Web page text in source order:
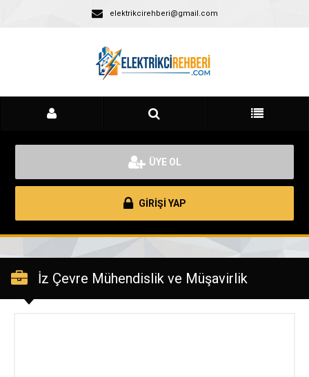
elektrikcirehberi@gmail.com
ÜYE OL
GİRİŞİ YAP
İz Çevre Mühendislik ve Müşavirlik